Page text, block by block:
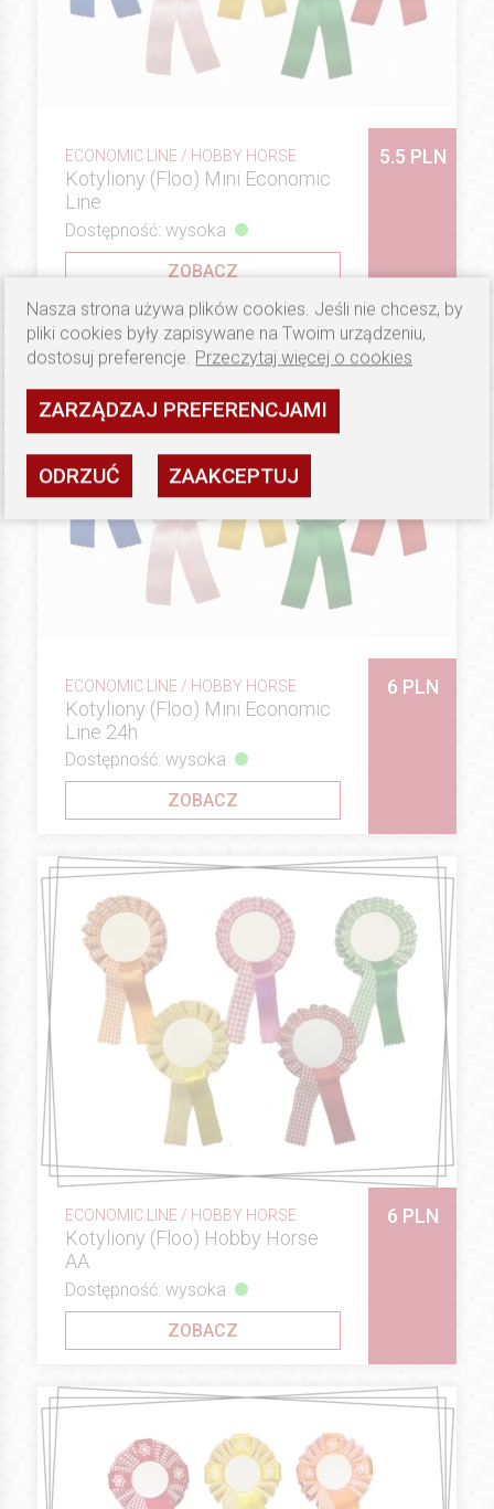
ECONOMIC LINE / HOBBY HORSE
Kotyliony (Floo) Mini Economic
Line
5.5 PLN
Dostępność: wysoka
ZOBACZ
ECONOMIC LINE / HOBBY HORSE
Kotyliony (Floo) Mini Economic
Line 24h
6 PLN
Dostępność: wysoka
ZOBACZ
WYSYŁKA: 24H
ECONOMIC LINE / HOBBY HORSE
Kotyliony (Floo) Hobby Horse
AA
6 PLN
Dostępność: wysoka
ZOBACZ
Nasza strona używa plików cookies. Jeśli nie chcesz, by
pliki cookies były zapisywane na Twoim urządzeniu,
dostosuj preferencje. Przeczytaj więcej o cookies
ZARZĄDZAJ PREFERENCJAMI
ODRZUĆ ZAAKCEPTUJ